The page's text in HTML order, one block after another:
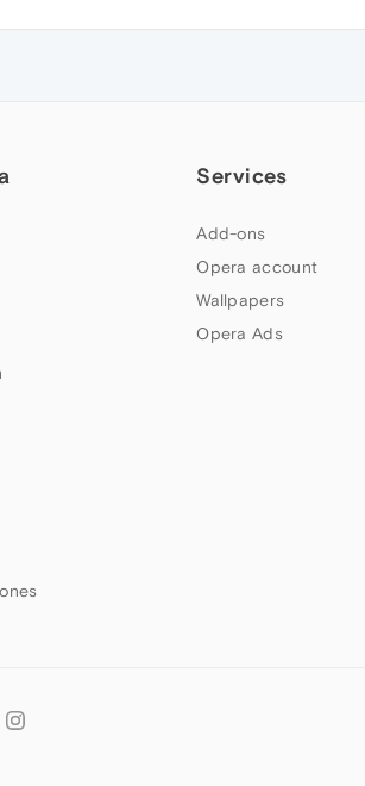
Services
Add-ons
Opera account
Wallpapers
Opera Ads